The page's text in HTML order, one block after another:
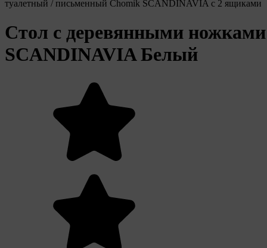
туалетный / письменный Chomik SCANDINAVIA с 2 ящиками
Стол с деревянными ножками
SCANDINAVIA Белый